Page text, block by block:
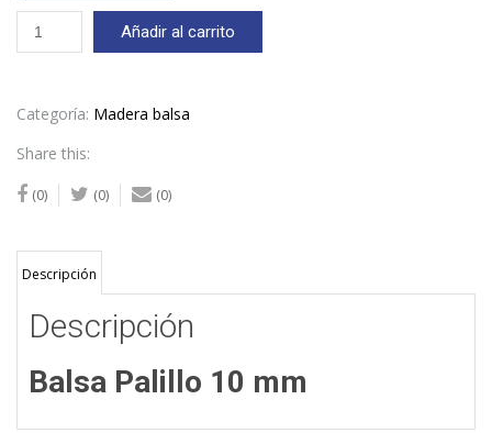
Balsa
Palillo
cantidad
Añadir al carrito
Categoría: Madera balsa
Share this:
(0) (0) (0)
Descripción
Descripción
Balsa Palillo 10 mm